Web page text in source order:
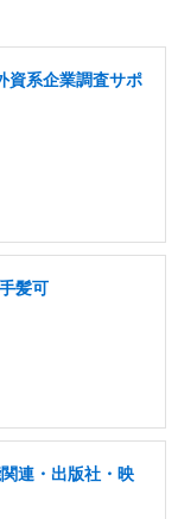
資系企業調査サポ
髪可
連・出版社・映